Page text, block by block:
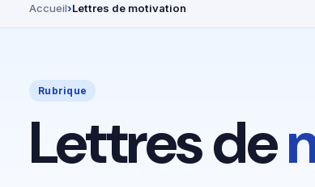
Accueil Lettres de motivation
Rubrique
Lettres de